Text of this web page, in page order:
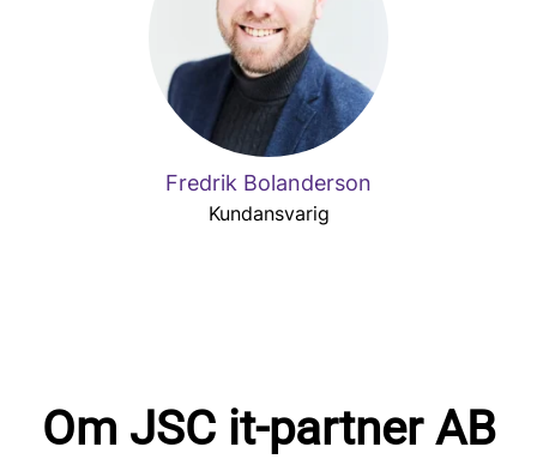
Fredrik Bolanderson
Kundansvarig
Om JSC it-partner AB